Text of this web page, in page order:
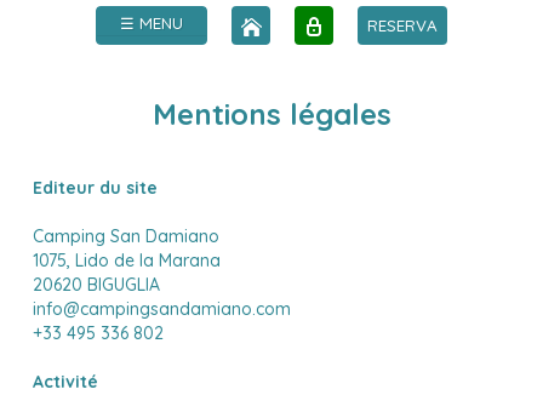
☰ MENU RESERVA
Mentions légales
Editeur du site
Camping San Damiano
1075, Lido de la Marana
20620 BIGUGLIA
info@campingsandamiano.com
+33 495 336 802
Activité